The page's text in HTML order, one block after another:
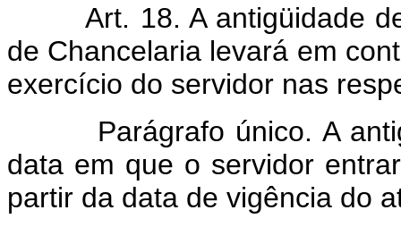
Art. 18. A antigüidade
de Chancelaria levará em
exercício do servidor nas
Parágrafo único. A
data em que o servidor
partir da data de vigência do